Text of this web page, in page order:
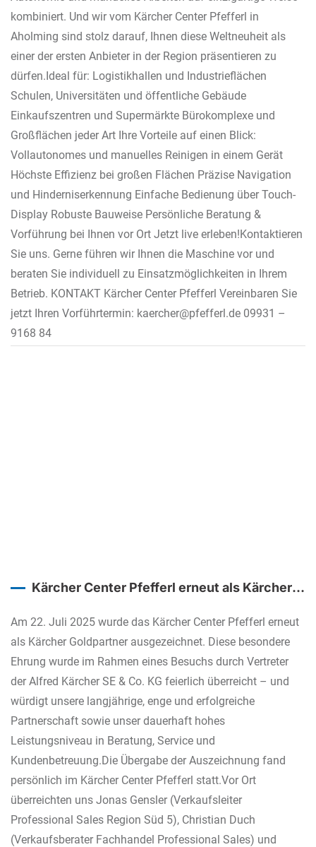
kombiniert. Und wir vom Kärcher Center Pfefferl in
Aholming sind stolz darauf, Ihnen diese Weltneuheit als
einer der ersten Anbieter in der Region präsentieren zu
dürfen.Ideal für: Logistikhallen und Industrieflächen
Schulen, Universitäten und öffentliche Gebäude
Einkaufszentren und Supermärkte Bürokomplexe und
Großflächen jeder Art Ihre Vorteile auf einen Blick:
Vollautonomes und manuelles Reinigen in einem Gerät
Höchste Effizienz bei großen Flächen Präzise Navigation
und Hinderniserkennung Einfache Bedienung über Touch-
Display Robuste Bauweise Persönliche Beratung &
Vorführung bei Ihnen vor Ort Jetzt live erleben!Kontaktieren
Sie uns. Gerne führen wir Ihnen die Maschine vor und
beraten Sie individuell zu Einsatzmöglichkeiten in Ihrem
Betrieb. KONTAKT Kärcher Center Pfefferl Vereinbaren Sie
jetzt Ihren Vorführtermin: kaercher@pfefferl.de 09931 –
9168 84
Kärcher Center Pfefferl erneut als Kärcher
Am 22. Juli 2025 wurde das Kärcher Center Pfefferl erneut
als Kärcher Goldpartner ausgezeichnet. Diese besondere
Ehrung wurde im Rahmen eines Besuchs durch Vertreter
der Alfred Kärcher SE & Co. KG feierlich überreicht – und
würdigt unsere langjährige, enge und erfolgreiche
Partnerschaft sowie unser dauerhaft hohes
Leistungsniveau in Beratung, Service und
Kundenbetreuung.Die Übergabe der Auszeichnung fand
persönlich im Kärcher Center Pfefferl statt.Vor Ort
überreichten uns Jonas Gensler (Verkaufsleiter
Professional Sales Region Süd 5), Christian Duch
(Verkaufsberater Fachhandel Professional Sales) und